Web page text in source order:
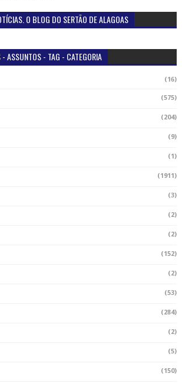
O BLOG DO SERTÃO DE ALAGOAS
ASSUNTOS - TAG - CATEGORIA
(16)
(575)
(204)
(9)
(1)
(1911)
(3)
(2)
(2)
(152)
(2)
(53)
(284)
(2)
(5)
(150)